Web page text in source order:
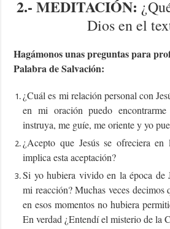
2.- MEDITACIÓN:
Dios en el
Hagámonos unas preguntas para
Palabra de Salvación:
¿Cuál es mi relación personal con
en mi oración puedo
instruya, me guíe, me oriente y yo
¿Acepto que Jesús se ofreciera
implica esta aceptación?
Si yo hubiera vivido en la época de
mi reacción? Muchas veces decimos
en esos momentos no hubiera
En verdad ¿Entendí el misterio de la